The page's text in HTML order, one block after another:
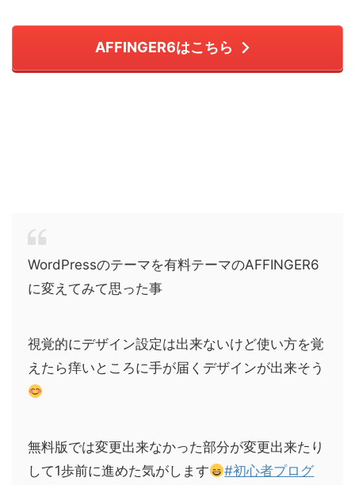
AFFINGER6はこちら
WordPressのテーマを有料テーマのAFFINGER6
に変えてみて思った事
視覚的にデザイン設定は出来ないけど使い方を覚
えたら痒いところに手が届くデザインが出来そう
無料版では変更出来なかった部分が変更出来たり
して1歩前に進めた気がします
#初心者プログ